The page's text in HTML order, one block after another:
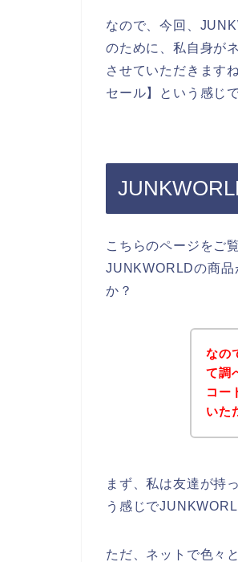
なので、今回、
のために、私自身が
させていただきます
セール】という感じ
こちらのページをご
JUNKWORLDの商品
か？
なの
て調
コー
いた
まず、私は友達が持
う感じで
ただ、ネットで色々